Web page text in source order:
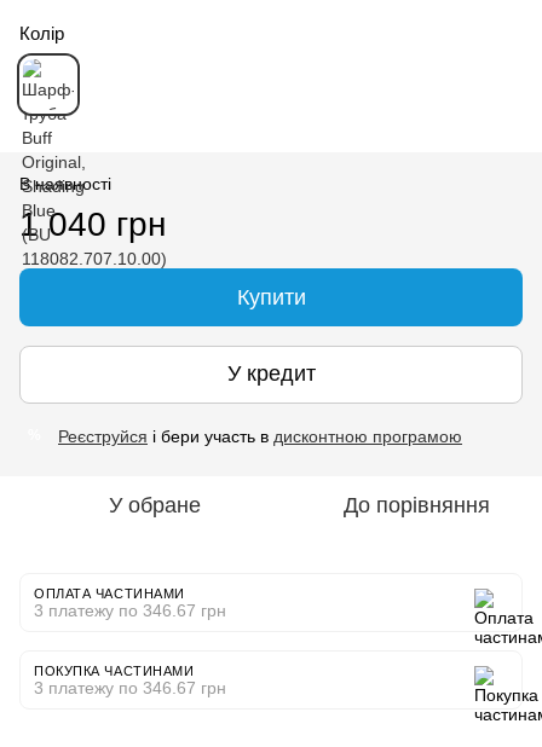
Колір
В наявності
1 040 грн
Купити
У кредит
Реєструйся і бери участь в дисконтною програмою
У обране До порівняння
ОПЛАТА ЧАСТИНАМИ
3 платежу по 346.67 грн
ПОКУПКА ЧАСТИНАМИ
3 платежу по 346.67 грн